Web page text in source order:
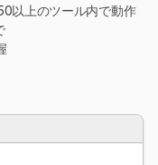
以上のツール内で動作